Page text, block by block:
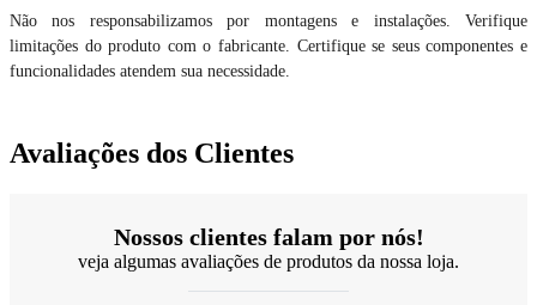
Não nos responsabilizamos por montagens e instalações. Verifique
limitações do produto com o fabricante. Certifique se seus componentes e
funcionalidades atendem sua necessidade.
Avaliações dos Clientes
Nossos clientes falam por nós!
veja algumas avaliações de produtos da nossa loja.